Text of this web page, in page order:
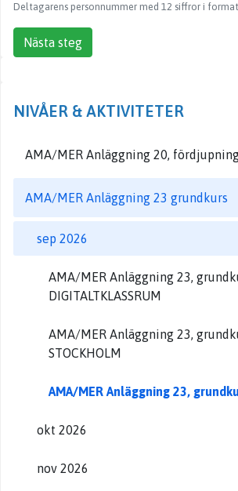
Deltagarens personnummer med 12 siffror i
Nästa steg
NIVÅER & AKTIVITETER
AMA/MER Anläggning 20,
AMA/MER Anläggning 23 grundkurs
sep 2026
AMA/MER Anläggning 23,
DIGITALTKLASSRUM
AMA/MER Anläggning 23,
STOCKHOLM
AMA/MER Anläggning 23,
okt 2026
nov 2026